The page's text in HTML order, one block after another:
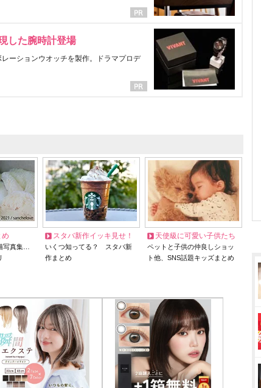
した腕時計登場
ーションウオッチを製作。ドラマプロデ
め
写真集…
スタバ新作イッキ見せ！
いくつ知ってる？ スタバ新
作まとめ
天使級に可愛い子供たち
ペットと子供の仲良しショッ
ト他、SNS話題キッズまとめ